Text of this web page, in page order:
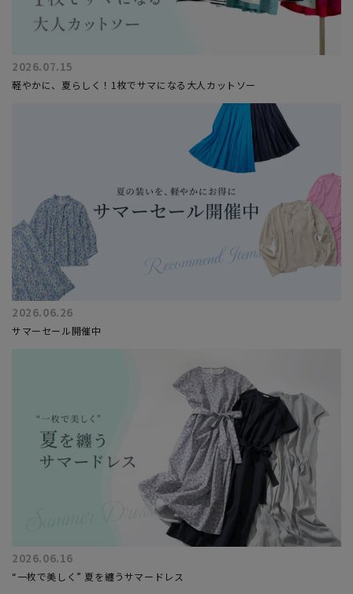
2026.07.15
軽やかに、夏らしく！1枚でサマになる大人カットソー
2026.06.26
サマーセール開催中
2026.06.16
“一枚で美しく” 夏を纏うサマードレス